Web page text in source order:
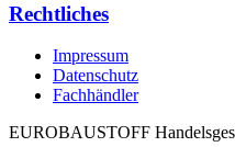
Rechtliches
Impressum
Datenschutz
Fachhändler
EUROBAUSTOFF